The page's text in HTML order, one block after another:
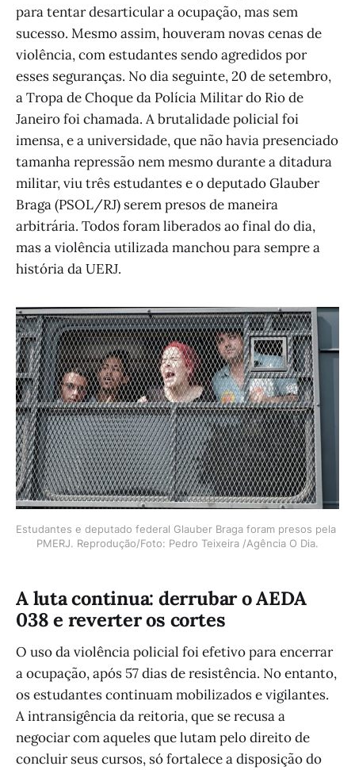
para tentar desarticular a ocupação, mas sem
sucesso. Mesmo assim, houveram novas cenas de
violência, com estudantes sendo agredidos por
esses seguranças. No dia seguinte, 20 de setembro,
a Tropa de Choque da Polícia Militar do Rio de
Janeiro foi chamada. A brutalidade policial foi
imensa, e a universidade, que não havia presenciado
tamanha repressão nem mesmo durante a ditadura
militar, viu três estudantes e o deputado Glauber
Braga (PSOL/RJ) serem presos de maneira
arbitrária. Todos foram liberados ao final do dia,
mas a violência utilizada manchou para sempre a
história da UERJ.
Estudantes e deputado federal Glauber Braga foram presos pela
PMERJ. Reprodução/Foto: Pedro Teixeira /Agência O Dia.
A luta continua: derrubar o AEDA
038 e reverter os cortes
O uso da violência policial foi efetivo para encerrar
a ocupação, após 57 dias de resistência. No entanto,
os estudantes continuam mobilizados e vigilantes.
A intransigência da reitoria, que se recusa a
negociar com aqueles que lutam pelo direito de
concluir seus cursos, só fortalece a disposição do